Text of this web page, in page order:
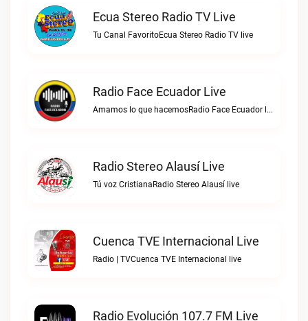
Ecua Stereo Radio TV Live
Tu Canal FavoritoEcua Stereo Radio TV live
Radio Face Ecuador Live
Amamos lo que hacemosRadio Face Ecuador live
Radio Stereo Alausí Live
Tú voz CristianaRadio Stereo Alausí live
Cuenca TVE Internacional Live
Radio | TVCuenca TVE Internacional live
Radio Evolución 107.7 FM Live